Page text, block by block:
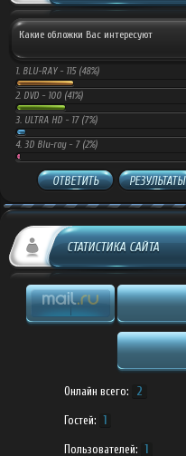
Какие обложки Вас интересуют
1. BLU-RAY - 115 (48%)
2. DVD - 100 (41%)
3. ULTRA HD - 17 (7%)
4. 3D Blu-ray - 7 (2%)
ОТВЕТИТЬ РЕЗУЛЬТАТЫ
СТАТИСТИКА САЙТА
Онлайн всего: 2
Гостей: 1
Пользователей: 1